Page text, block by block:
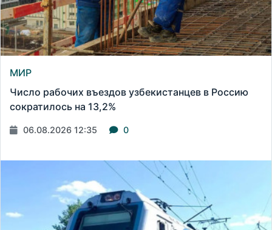
МИР
Число рабочих въездов узбекистанцев в Россию
сократилось на 13,2%
06.08.2026 12:35 0